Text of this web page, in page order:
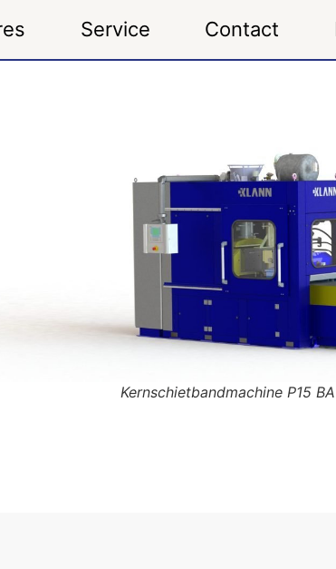
Service Contact
Kernschietbandmachine P15